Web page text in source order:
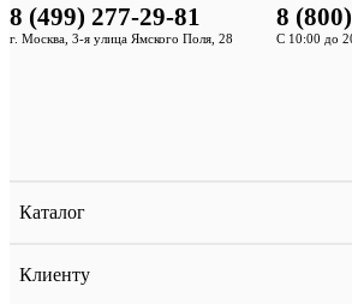
Каталог
Клиенту
8 (499) 277-29-81
г. Москва, 3-я улица Ямского Поля, 28
8
С 10:00 до